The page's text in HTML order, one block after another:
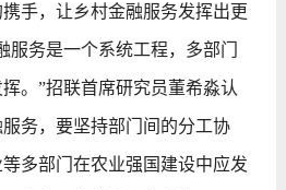
，让乡村金融服务发挥出更
服务是一个系统工程，多部门
。”招联首席研究员董希淼认
务，要坚持部门间的分工协
多部门在农业强国建设中应发